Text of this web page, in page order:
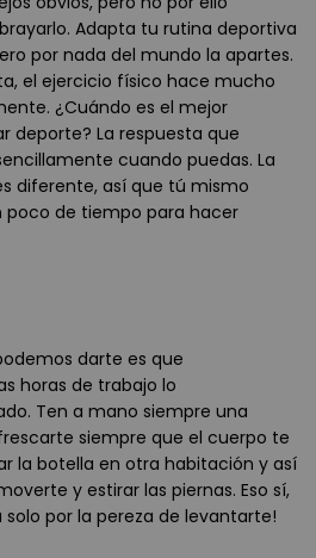
Adapta tu rutina deportiva
por nada del mundo la apartes.
el ejercicio físico hace mucho
¿Cuándo es el mejor
deporte? La respuesta que
cuando puedas. La
diferente, así que tú mismo
poco de tiempo para hacer
darte es que
horas de trabajo lo
Ten a mano siempre una
siempre que el cuerpo te
la botella en otra habitación y así
y estirar las piernas. Eso sí,
solo por la pereza de levantarte!